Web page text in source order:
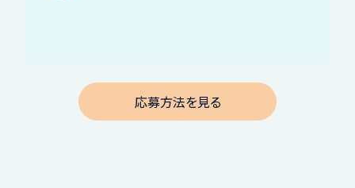
応募方法を見る